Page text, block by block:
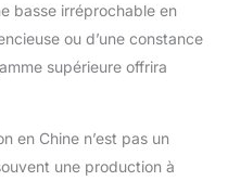
basse irréprochable en
ou d’une constance
supérieure offrira
en Chine n’est pas un
une production à